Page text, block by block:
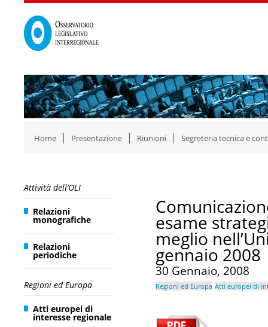
Home Presentazione Riunioni Segreteria tecnica e
Attività dell’OLI
Relazioni
monografiche
Relazioni
periodiche
Regioni ed Europa
Atti europei di
interesse regionale
esame
meglio
gennaio 2008
30 Gennaio, 2008
Regioni ed Europa Atti europei di